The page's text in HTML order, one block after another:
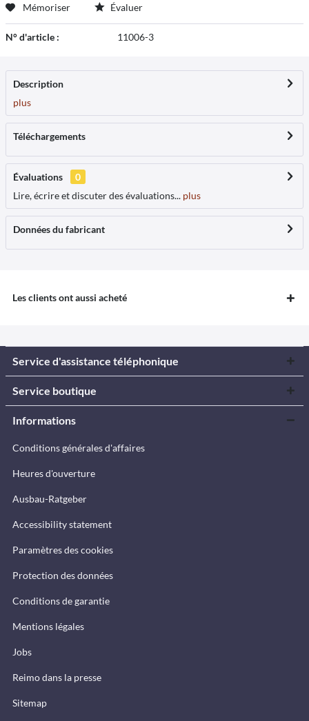
Mémoriser Évaluer
N° d'article : 11006-3
Description
plus
Téléchargements
Évaluations
0
Lire, écrire et discuter des évaluations... plus
Données du fabricant
Les clients ont aussi acheté
Service d'assistance téléphonique
Service boutique
Informations
Conditions générales d'affaires
Heures d'ouverture
Ausbau-Ratgeber
Accessibility statement
Paramètres des cookies
Protection des données
Conditions de garantie
Mentions légales
Jobs
Reimo dans la presse
Sitemap